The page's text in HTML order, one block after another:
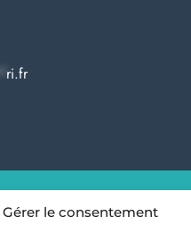
Gérer le consentement
ri.fr